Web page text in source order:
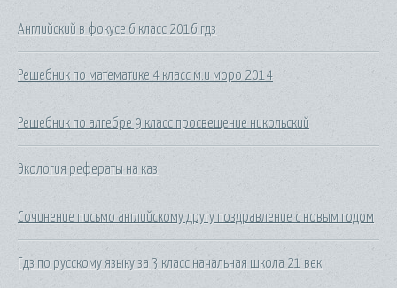
Английский в фокусе 6 класс 2016 гдз
Решебник по математике 4 класс м.и моро 2014
Решебник по алгебре 9 класс просвещение никольский
Экология рефераты на каз
Сочинение письмо английскому другу поздравление с новым годом
Гдз по русскому языку за 3 класс начальная школа 21 век